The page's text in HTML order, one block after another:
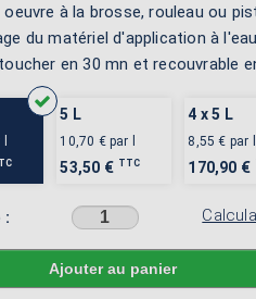
oeuvre à la brosse, rouleau ou
du matériel d'application à
en 30 mn et recouvrable
5 L
10,70 €par l
53,50 € TTC
4 x 5 L
8,55 € par l
170,90 €
: une couleur avant d'ajouter au